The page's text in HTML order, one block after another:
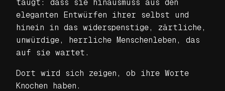
taugt: dass sie hinausmuss aus den
eleganten Entwürfen ihrer selbst und
hinein in das widerspenstige, zärtliche,
unwürdige, herrliche Menschenleben, das
auf sie wartet.
Dort wird sich zeigen, ob ihre Worte
Knochen haben.